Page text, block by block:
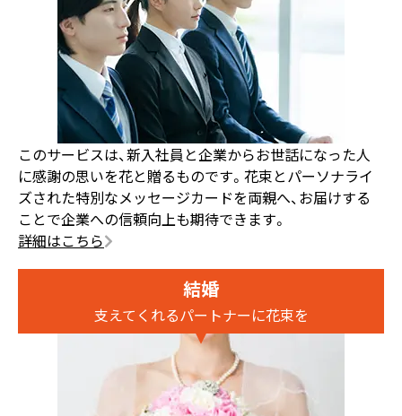
このサービスは、新入社員と企業からお世話になった人
に感謝の思いを花と贈るものです。花束とパーソナライ
ズされた特別なメッセージカードを両親へ、お届けする
ことで企業への信頼向上も期待できます。
詳細はこちら
結婚
支えてくれるパートナーに花束を